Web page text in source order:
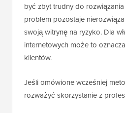
być zbyt trudny do
problem pozostaje
swoją witrynę na ryzyko. Dla
internetowych może to
klientów.
Jeśli omówione wcześniej
rozważyć skorzystanie z